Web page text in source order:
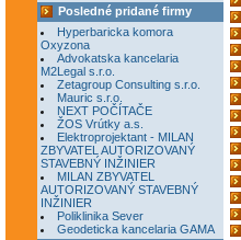
Posledné pridané firmy
Hyperbaricka komora
Oxyzona
Advokatska kancelaria
M2Legal s.r.o.
Zetagroup Consulting s.r.o.
Mauric s.r.o.
NEXT POČÍTAČE
ŽOS Vrútky a.s.
Elektroprojektant - MILAN
ZBYVATEL AUTORIZOVANÝ
STAVEBNÝ INŽINIER
MILAN ZBYVATEL
AUTORIZOVANÝ STAVEBNÝ
INŽINIER
Poliklinika Sever
Geodeticka kancelaria GAMA